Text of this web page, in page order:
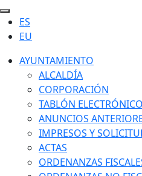
ES
EU
AYUNTAMIENTO
ALCALDÍA
CORPORACIÓN
TABLÓN
ANUNCIOS
IMPRESOS Y
ACTAS
ORDENANZAS